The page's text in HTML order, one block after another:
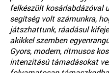
felkészült kosárlabdázóval
segítség volt számunkra,
játszhattunk, ráadásul
akikkel szemben
Gyors, modern, ritmusos
intenzitású támadásokat